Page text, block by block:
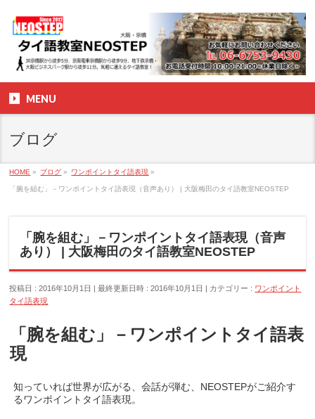
MENU
ブログ
HOME » ブログ » ワンポイントタイ語表現 »
「腕を組む」－ワンポイントタイ語表現（音声あり） | 大阪梅田のタイ語教室NEOSTEP
「腕を組む」－ワンポイントタイ語表現（音声
あり） | 大阪梅田のタイ語教室NEOSTEP
投稿日 : 2016年10月1日 最終更新日時 : 2016年10月1日 カテゴリー : ワンポイント
タイ語表現
「腕を組む」－ワンポイントタイ語表
現
知っていれば世界が広がる、会話が弾む、NEOSTEPがご紹介す
るワンポイントタイ語表現。